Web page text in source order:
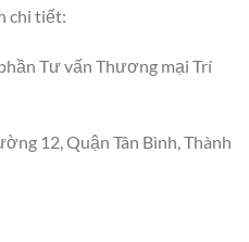
chi tiết:
Tư vấn Thương mại Trí
12, Quận Tân Bình, Thành